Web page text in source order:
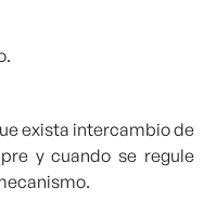
exista intercambio de
y cuando se regule